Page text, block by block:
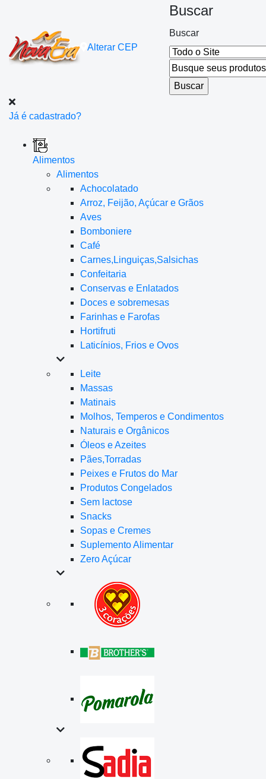
Alterar CEP
Buscar
Buscar
Já é cadastrado?
Alimentos
Alimentos
Achocolatado
Arroz, Feijão, Açúcar e Grãos
Aves
Bomboniere
Café
Carnes,Linguiças,Salsichas
Confeitaria
Conservas e Enlatados
Doces e sobremesas
Farinhas e Farofas
Hortifruti
Laticínios, Frios e Ovos
Leite
Massas
Matinais
Molhos, Temperos e Condimentos
Naturais e Orgânicos
Óleos e Azeites
Pães,Torradas
Peixes e Frutos do Mar
Produtos Congelados
Sem lactose
Snacks
Sopas e Cremes
Suplemento Alimentar
Zero Açúcar